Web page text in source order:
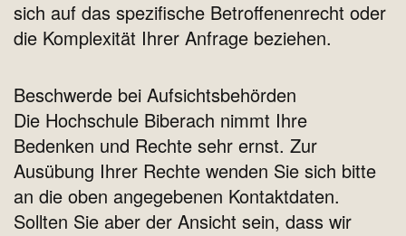
sich auf das spezifische Betroffenenrecht oder
die Komplexität Ihrer Anfrage beziehen.
Beschwerde bei Aufsichtsbehörden
Die Hochschule Biberach nimmt Ihre
Bedenken und Rechte sehr ernst. Zur
Ausübung Ihrer Rechte wenden Sie sich bitte
an die oben angegebenen Kontaktdaten.
Sollten Sie aber der Ansicht sein, dass wir